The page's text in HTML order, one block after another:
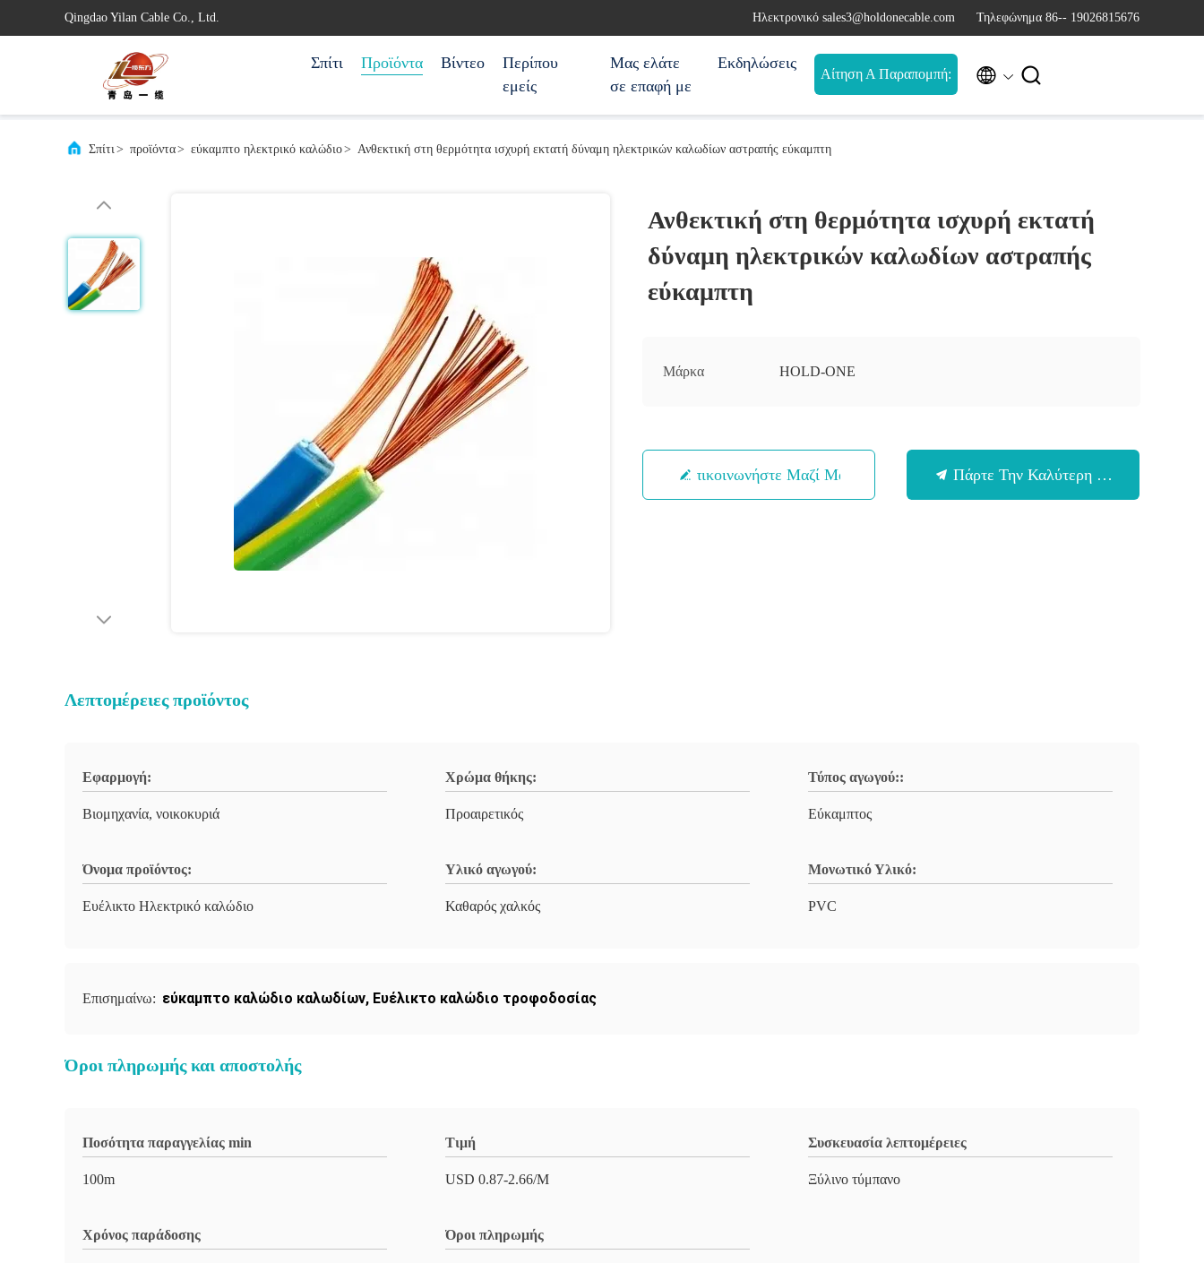
Qingdao Yilan Cable Co., Ltd. Ηλεκτρονικό sales3@holdonecable.com Τηλεφώνημα 86-- 19026815676
Σπίτι Προϊόντα Βίντεο
Περίπου
εμείς
Μας ελάτε
σε επαφή με
Εκδηλώσεις
Αίτηση Α Παραπομπή:  
Σπίτι> προϊόντα> εύκαμπτο ηλεκτρικό καλώδιο> Ανθεκτική στη θερμότητα ισχυρή εκτατή δύναμη ηλεκτρικών καλωδίων αστραπής εύκαμπτη
Ανθεκτική στη θερμότητα ισχυρή εκτατή
δύναμη ηλεκτρικών καλωδίων αστραπής
εύκαμπτη
Μάρκα HOLD-ONE
Επικοινωνήστε Μαζί Μας Πάρτε Την Καλύτερη Τιμή
Λεπτομέρειες προϊόντος
Εφαρμογή:
Βιομηχανία, νοικοκυριά
Χρώμα θήκης:
Προαιρετικός
Τύπος αγωγού::
Εύκαμπτος
Όνομα προϊόντος:
Ευέλικτο Ηλεκτρικό καλώδιο
Υλικό αγωγού:
Καθαρός χαλκός
Μονωτικό Υλικό:
PVC
Επισημαίνω: εύκαμπτο καλώδιο καλωδίων, Ευέλικτο καλώδιο τροφοδοσίας
Όροι πληρωμής και αποστολής
Ποσότητα παραγγελίας min
100m
Τιμή
USD 0.87-2.66/M
Συσκευασία λεπτομέρειες
Ξύλινο τύμπανο
Χρόνος παράδοσης Όροι πληρωμής